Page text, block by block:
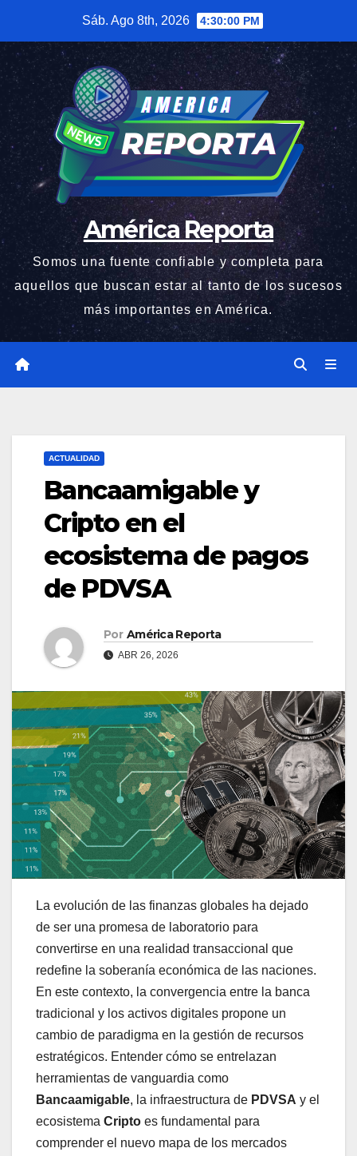
contenido
Sáb. Ago 8th, 2026 4:30:01 PM
América Reporta
Somos una fuente confiable y completa para
aquellos que buscan estar al tanto de los sucesos
más importantes en América.
ACTUALIDAD
Bancaamigable y
Cripto en el
ecosistema de pagos
de PDVSA
Por América Reporta
ABR 26, 2026
La evolución de las finanzas globales ha dejado
de ser una promesa de laboratorio para
convertirse en una realidad transaccional que
redefine la soberanía económica de las naciones.
En este contexto, la convergencia entre la banca
tradicional y los activos digitales propone un
cambio de paradigma en la gestión de recursos
estratégicos. Entender cómo se entrelazan
herramientas de vanguardia como
Bancaamigable, la infraestructura de PDVSA y el
ecosistema Cripto es fundamental para
comprender el nuevo mapa de los mercados